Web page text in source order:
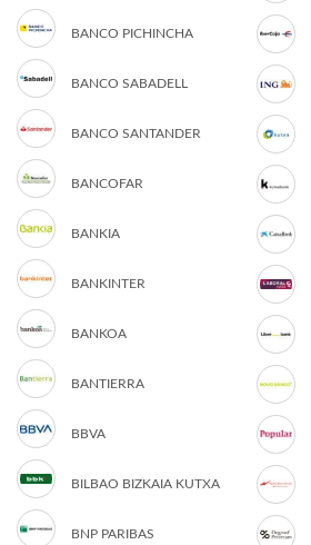
BANCO PICHINCHA
BANCO SABADELL
BANCO SANTANDER
BANCOFAR
BANKIA
BANKINTER
BANKOA
BANTIERRA
BBVA
BILBAO BIZKAIA KUTXA
BNP PARIBAS